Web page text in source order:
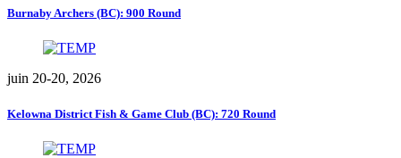
Burnaby Archers (BC): 900 Round
juin 20-20, 2026
Kelowna District Fish & Game Club (BC): 720 Round